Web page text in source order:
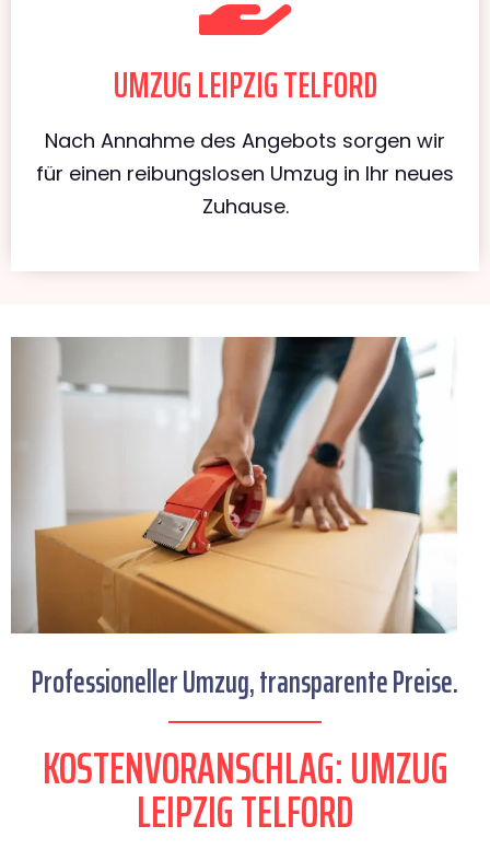
UMZUG LEIPZIG TELFORD
Nach Annahme des Angebots sorgen wir
für einen reibungslosen Umzug in Ihr neues
Zuhause.
Professioneller Umzug, transparente Preise.
KOSTENVORANSCHLAG: UMZUG
LEIPZIG TELFORD